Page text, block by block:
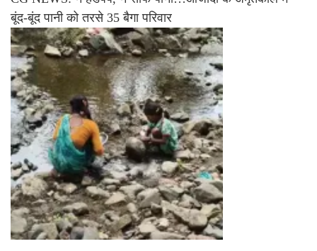
बूंद-बूंद पानी को तरसे 35 बैगा परिवार